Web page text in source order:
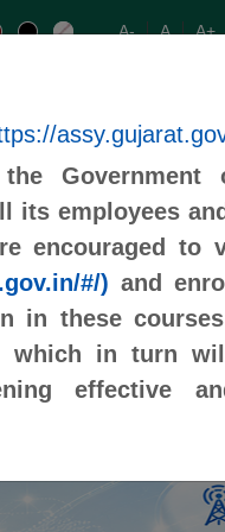
Government
its employees
encouraged to
#/) and
in these
which in turn
effective
A- A A+
ફોર્મ
મહત્વપૂર્ણ